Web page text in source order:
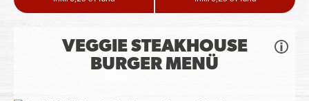
VEGGIE STEAKHOUSE
BURGER MENÜ